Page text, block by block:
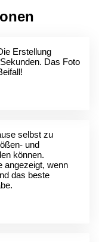
Erstellung
Das Foto
selbst zu
und
können.
angezeigt, wenn
das beste